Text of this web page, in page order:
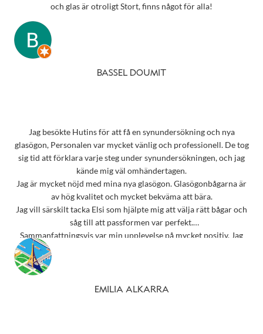
och glas är otroligt Stort, finns något för alla!
BASSEL DOUMIT
Jag besökte Hutins för att få en synundersökning och nya
glasögon, Personalen var mycket vänlig och professionell. De tog
sig tid att förklara varje steg under synundersökningen, och jag
kände mig väl omhändertagen.
Jag är mycket nöjd med mina nya glasögon. Glasögonbågarna är
av hög kvalitet och mycket bekväma att bära.
Jag vill särskilt tacka Elsi som hjälpte mig att välja rätt bågar och
såg till att passformen var perfekt.
Sammanfattningsvis var min upplevelse på mycket positiv. Jag
rekommenderar starkt detta ställe till alla som behöver
EMILIA ALKARRA